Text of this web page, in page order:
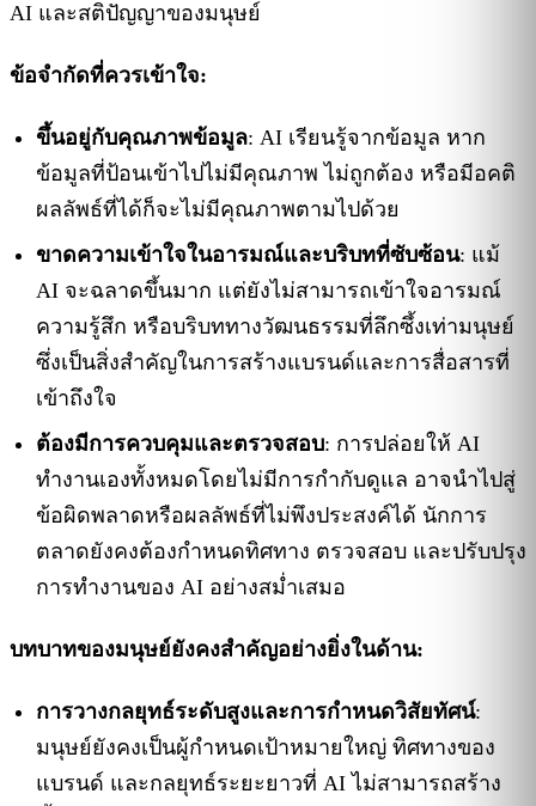
AI และสติปัญญาของมนุษย์
ข้อจำกัดที่ควรเข้าใจ:
ขึ้นอยู่กับคุณภาพข้อมูล: AI เรียนรู้จากข้อมูล หาก
ข้อมูลที่ป้อนเข้าไปไม่มีคุณภาพ ไม่ถูกต้อง หรือมีอคติ
ผลลัพธ์ที่ได้ก็จะไม่มีคุณภาพตามไปด้วย
ขาดความเข้าใจในอารมณ์และบริบทที่ซับซ้อน: แม้
AI จะฉลาดขึ้นมาก แต่ยังไม่สามารถเข้าใจอารมณ์
ความรู้สึก หรือบริบททางวัฒนธรรมที่ลึกซึ้งเท่ามนุษย์
ซึ่งเป็นสิ่งสำคัญในการสร้างแบรนด์และการสื่อสารที่
เข้าถึงใจ
ต้องมีการควบคุมและตรวจสอบ: การปล่อยให้ AI
ทำงานเองทั้งหมดโดยไม่มีการกำกับดูแล อาจนำไปสู่
ข้อผิดพลาดหรือผลลัพธ์ที่ไม่พึงประสงค์ได้ นักการ
ตลาดยังคงต้องกำหนดทิศทาง ตรวจสอบ และปรับปรุง
การทำงานของ AI อย่างสม่ำเสมอ
บทบาทของมนุษย์ยังคงสำคัญอย่างยิ่งในด้าน:
การวางกลยุทธ์ระดับสูงและการกำหนดวิสัยทัศน์:
มนุษย์ยังคงเป็นผู้กำหนดเป้าหมายใหญ่ ทิศทางของ
แบรนด์ และกลยุทธ์ระยะยาวที่ AI ไม่สามารถสร้าง